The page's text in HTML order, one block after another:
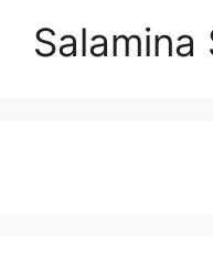
Salamina